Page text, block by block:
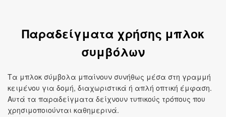
Παραδείγματα χρήσης μπλοκ
συμβόλων
Τα μπλοκ σύμβολα μπαίνουν συνήθως μέσα στη γραμμή
κειμένου για δομή, διαχωριστικά ή απλή οπτική έμφαση.
Αυτά τα παραδείγματα δείχνουν τυπικούς τρόπους που
χρησιμοποιούνται καθημερινά.